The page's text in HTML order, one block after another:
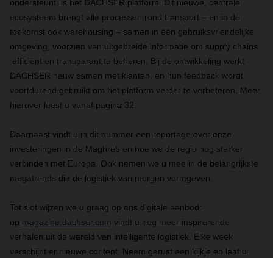
ondersteunt, is het DACHSER platform. Dit nieuwe, centrale
ecosysteem brengt alle processen rond transport – en in de
toekomst ook warehousing – samen in één gebruiksvriendelijke
omgeving, voorzien van uitgebreide informatie om supply chains
efficiënt en transparant te beheren. Bij de ontwikkeling werkt
DACHSER nauw samen met klanten, en hun feedback wordt
voortdurend gebruikt om het platform verder te verbeteren. Meer
hierover leest u vanaf pagina 32.
Daarnaast vindt u in dit nummer een reportage over onze
investeringen in de Maghreb en hoe we de regio nog sterker
verbinden met Europa. Ook nemen we u mee in de belangrijkste
megatrends die de logistiek van morgen vormgeven.
Tot slot wijzen we u graag op ons digitale aanbod:
op magazine.dachser.com vindt u nog meer inspirerende
verhalen uit de wereld van intelligente logistiek. Elke week
verschijnt er nieuwe content. Neem gerust een kijkje en laat u